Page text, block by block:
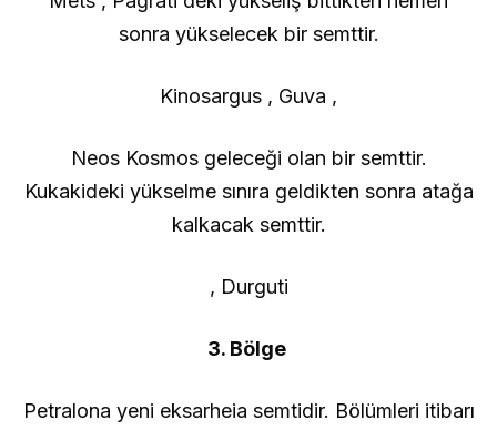
sonra yükselecek bir semttir.
Kinosargus , Guva ,
Neos Kosmos geleceği olan bir semttir.
Kukakideki yükselme sınıra geldikten sonra atağa
kalkacak semttir.
, Durguti
3. Bölge
Petralona yeni eksarheia semtidir. Bölümleri itibarı